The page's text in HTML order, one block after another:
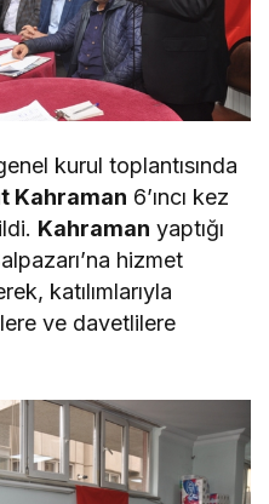
kurul toplantısında
Kahraman 6’ıncı kez
Kahraman yaptığı
hizmet
katılımlarıyla
ve davetlilere